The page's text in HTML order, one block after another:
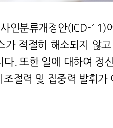
인분류개정안(ICD-11)
가 적절히 해소되지 않
. 또한 일에 대하여 정
절력 및 집중력 발휘가